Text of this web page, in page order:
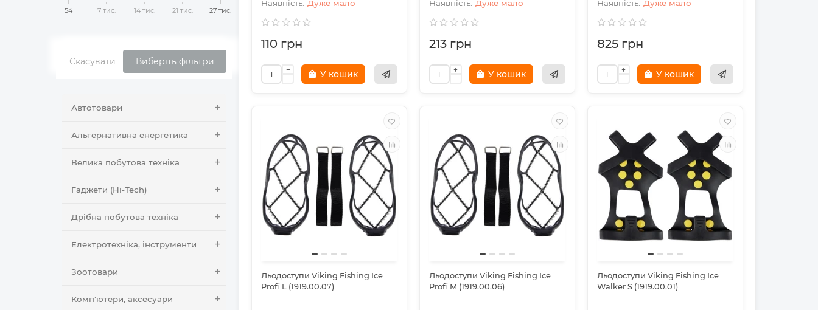
54 7 тис. 14 тис. 21 тис. 27 тис.
Скасувати Виберіть фільтри
Автотовари
Альтернативна енергетика
Велика побутова техніка
Гаджети (Hi-Tech)
Дрібна побутова техніка
Електротехніка, інструменти
Зоотовари
Комп'ютери, аксесуари
Дуже мало
110 грн
У кошик
Дуже мало
213 грн
У кошик
Дуже мало
825 грн
У кошик
Льодоступи Viking Fishing Ice
Profi L (1919.00.07)
Льодоступи Viking Fishing Ice
Profi M (1919.00.06)
Льодоступи Viking Fishing Ice
Walker S (1919.00.01)